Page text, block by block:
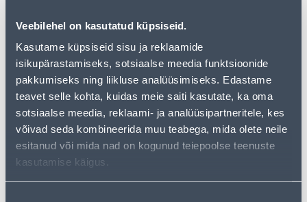
Veebilehel on kasutatud küpsiseid.
Kasutame küpsiseid sisu ja reklaamide
isikupärastamiseks, sotsiaalse meedia funktsioonide
pakkumiseks ning liikluse analüüsimiseks. Edastame
teavet selle kohta, kuidas meie saiti kasutate, ka oma
sotsiaalse meedia, reklaami- ja analüüsipartneritele, kes
võivad seda kombineerida muu teabega, mida olete neile
esitanud või mida nad on kogunud teiepoolse teenuste
kasutamise käigus.
VILMA SL-250 RAAMITA
MUST
2.00 €
250 METALLIK
2.00 €